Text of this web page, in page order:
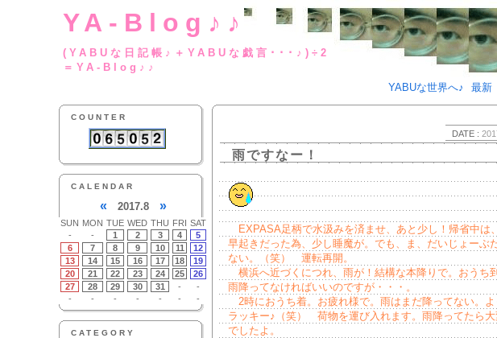
YA-Blog♪♪
(YABUな日記帳♪＋YABUな戯言･･
＝YA-Blog♪♪
YABUな世界へ♪
最新
COUNTER
CALENDAR
« 2017.8 »
SUN MON TUE WED THU FRI SAT
-
- 1 2 3 4
5
6
7 8 9 10 11
12
13
14 15 16 17 18
19
20
21 22 23 24 25
26
27
28 29 30 31 -
-
-
- - - - - -
CATEGORY
DATE :
雨ですなー！
EXPASA足柄で水汲みを済ませ、あと少し！帰省中は
早起きだった為、少し睡魔が。でも、ま、だいじょーぶ
ない。（笑） 運転再開。
横浜へ近づくにつれ、雨が！結構な本降りで。おうち
雨降ってなければいいのですが・・・。
2時におうち着。お疲れ様で。雨はまだ降ってない。よ
ラッキー♪（笑） 荷物を運び入れます。雨降ってたら大
でしたよ。